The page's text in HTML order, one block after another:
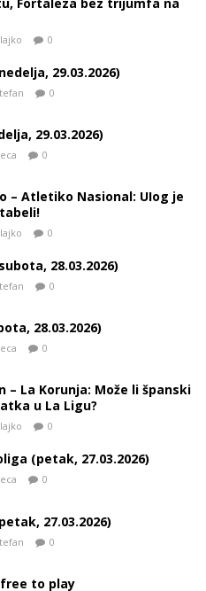
0
29.03.2026)
0
29.03.2026)
0
– Atletiko Nasional: UIog je
0
28.03.2026)
0
28.03.2026)
0
– La Korunja: Može li španski
u La Ligu?
0
(petak, 27.03.2026)
0
27.03.2026)
0
to play